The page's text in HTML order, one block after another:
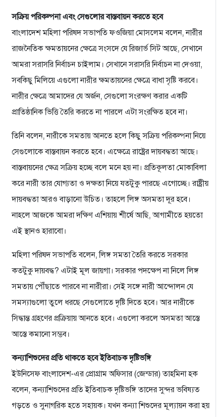
সক্রিয় পরিকল্পনা এবং সেগুলোর বাস্তবায়ন করতে হবে
বাংলাদেশ মহিলা পরিষদ সভাপতি ফওজিয়া মোসলেম বলেন, নারীর
রাজনৈতিক ক্ষমতায়নের ক্ষেত্রে সংসদে যে রিজার্ভ সিট আছে, সেখানে
আমরা সরাসরি নির্বাচন চাইলাম। সেখানে সরাসরি নির্বাচন না দেওয়া,
সবকিছু মিলিয়ে এগুলো নারীর ক্ষমতায়নের ক্ষেত্রে বাধা সৃষ্টি করবে।
নারীর ক্ষেত্রে আমাদের যে অর্জন, সেগুলো সংরক্ষণ করার একটি
প্রাতিষ্ঠানিক ভিত্তি তৈরি করতে না পারলে এটা সংরক্ষিত হবে না।
তিনি বলেন, নারীকে সমতায় আনতে হলে কিছু সক্রিয় পরিকল্পনা নিয়ে
সেগুলোকে বাস্তবায়ন করতে হবে। এক্ষেত্রে রাষ্ট্রের দায়বদ্ধতা আছে।
বাস্তবায়নের ক্ষেত্র সক্রিয় হচ্ছে বলে মনে হয় না। প্রতিকূলতা মোকাবিলা
করে নারী তার যোগ্যতা ও দক্ষতা নিয়ে যতটুকু পারছে এগোচ্ছে। রাষ্ট্রীয়
দায়বদ্ধতা আরও বাড়ানো উচিত। তাহলে লিঙ্গ অসমতা দূর হবে।
নাহলে আজকে আমরা দক্ষিণ এশিয়ায় শীর্ষে আছি, আগামীতে হয়তো
এই স্থানও হারাবো।
মহিলা পরিষদ সভাপতি বলেন, লিঙ্গ সমতা তৈরি করতে সরকার
কতটুকু দায়বদ্ধ? এটাই মূল জায়গা। সরকার পদক্ষেপ না নিলে লিঙ্গ
সমতায় পৌঁছাতে পারবে না নারীরা। সেই সঙ্গে নারী আন্দোলন যে
সমস্যাগুলো তুলে ধরছে সেগুলোতে দৃষ্টি দিতে হবে। আর নারীকে
সিদ্ধান্ত গ্রহণের প্রক্রিয়ায় আনতে হবে। এগুলো করলে অসমতা আস্তে
আস্তে কমানো সম্ভব।
কন্যাশিশুদের প্রতি থাকতে হবে ইতিবাচক দৃষ্টিভঙ্গি
ইউনিসেফ বাংলাদেশ-এর প্রোগ্রাম অফিসার (জেন্ডার) তাহমিনা হক
বলেন, কন্যাশিশুদের প্রতি ইতিবাচক দৃষ্টিভঙ্গি তাদের সুন্দর ভবিষ্যত
গড়তে ও সুনাগরিক হতে সহায়ক। যখন কন্যা শিশুদের মূল্যায়ন করা হয়